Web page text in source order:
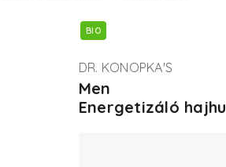
BIO
DR. KONOPKA'S
Men
Energetizáló